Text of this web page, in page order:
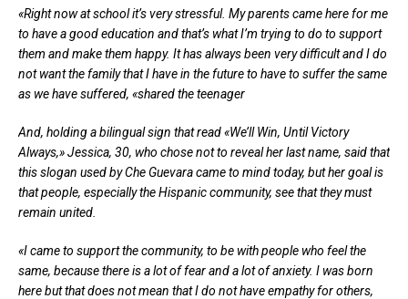
«Right now at school it’s very stressful. My parents came here for me
to have a good education and that’s what I’m trying to do to support
them and make them happy. It has always been very difficult and I do
not want the family that I have in the future to have to suffer the same
as we have suffered, «shared the teenager
And, holding a bilingual sign that read «We’ll Win, Until Victory
Always,» Jessica, 30, who chose not to reveal her last name, said that
this slogan used by Che Guevara came to mind today, but her goal is
that people, especially the Hispanic community, see that they must
remain united.
«I came to support the community, to be with people who feel the
same, because there is a lot of fear and a lot of anxiety. I was born
here but that does not mean that I do not have empathy for others,